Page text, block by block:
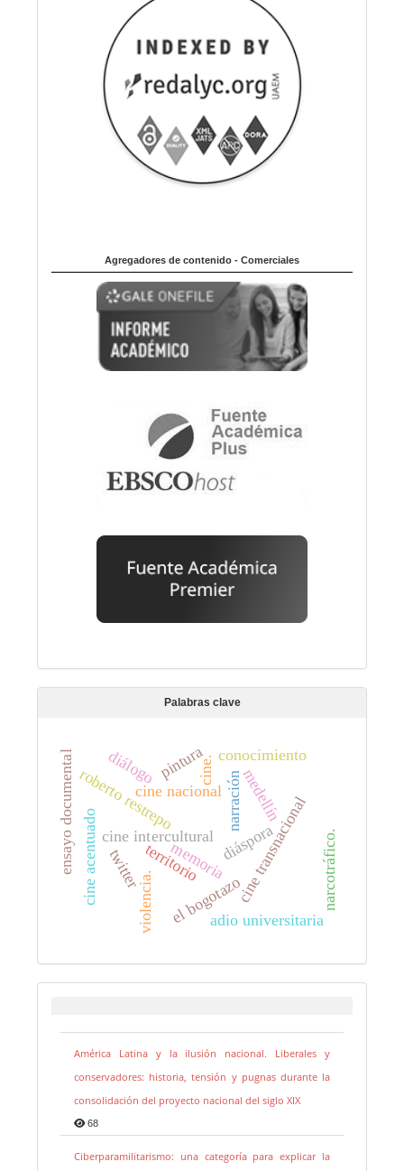
Agregadores de contenido - Comerciales
Palabras clave
cine nacional
cine transnacional
diáspora
cine intercultural
cine acentuado
medellín
narración
territorio
memoria
cine.
el bogotazo
roberto restrepo
violencia.
ensayo documental narcotráfico.
twitter
adio universitaria
diálogo conocimiento
pintura
América Latina y la ilusión nacional. Liberales y
conservadores: historia, tensión y pugnas durante la
consolidación del proyecto nacional del siglo XIX
68
Ciberparamilitarismo: una categoría para explicar la